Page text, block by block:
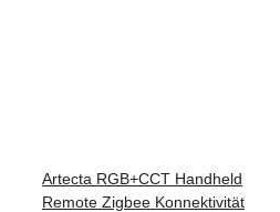
Artecta RGB+CCT Handheld
Remote Zigbee Konnektivität